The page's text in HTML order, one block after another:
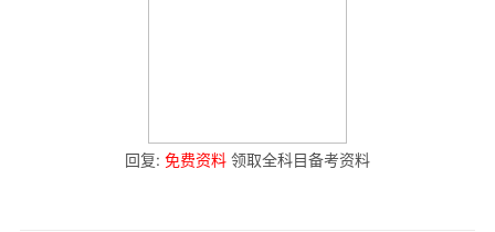
回复: 免费资料 领取全科目备考资料